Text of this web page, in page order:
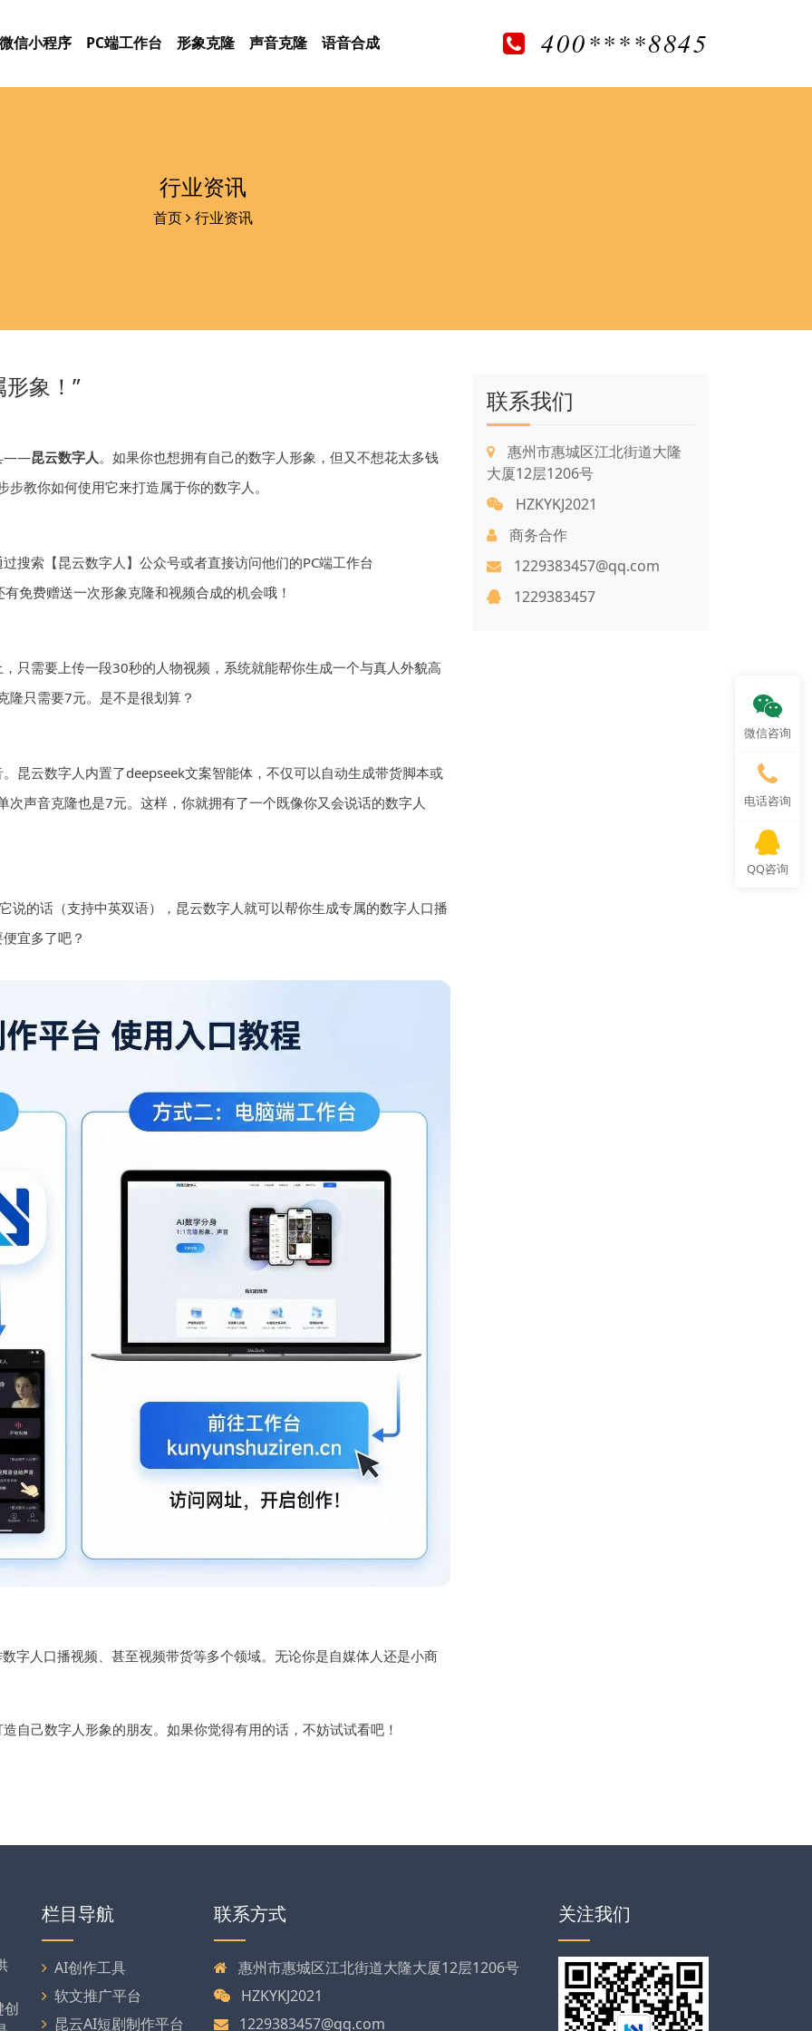
信小程序 PC端工作台 形象克隆 声音克隆 语音合成 400****8845
行业资讯
首页 行业资讯
象！”
——昆云数字人。如果你也想拥有自己的数字人形象，但又不想花太多钱
教你如何使用它来打造属于你的数字人。
搜索【昆云数字人】公众号或者直接访问他们的PC端工作台
免费赠送一次形象克隆和视频合成的机会哦！
只需要上传一段30秒的人物视频，系统就能帮你生成一个与真人外貌高
隆只需要7元。是不是很划算？
昆云数字人内置了deepseek文案智能体，不仅可以自动生成带货脚本或
声音克隆也是7元。这样，你就拥有了一个既像你又会说话的数字人
说的话（支持中英双语），昆云数字人就可以帮你生成专属的数字人口播
宜多了吧？
字人口播视频、甚至视频带货等多个领域。无论你是自媒体人还是小商
自己数字人形象的朋友。如果你觉得有用的话，不妨试试看吧！
联系我们
惠州市惠城区江北街道大隆
大厦12层1206号
HZKYKJ2021
商务合作
1229383457@qq.com
1229383457
创
栏目导航
AI创作工具
软文推广平台
昆云AI短剧制作平台
联系方式
惠州市惠城区江北街道大隆大厦12层1206号
HZKYKJ2021
1229383457@qq.com
关注我们
微信咨询
电话咨询
QQ咨询